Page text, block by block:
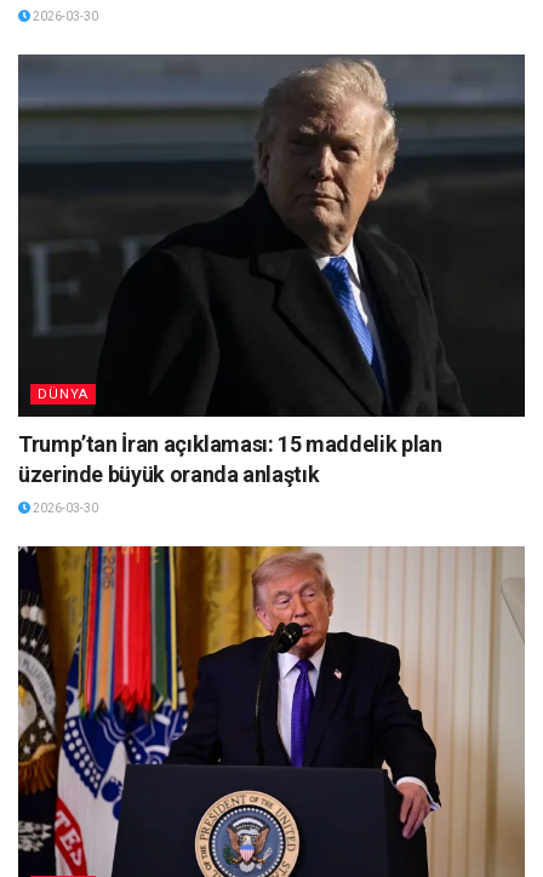
2026-03-30
DÜNYA
Trump’tan İran açıklaması: 15 maddelik plan
üzerinde büyük oranda anlaştık
2026-03-30